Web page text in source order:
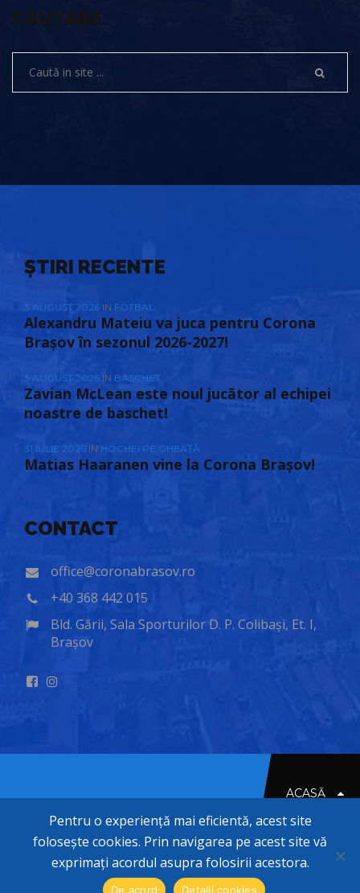
CĂUTARE
ȘTIRI RECENTE
3 AUGUST 2026 IN FOTBAL
Alexandru Mateiu va juca pentru Corona
Brașov în sezonul 2026-2027!
3 AUGUST 2026 IN BASCHET
Zavian McLean este noul jucător al echipei
noastre de baschet!
31 IULIE 2026 IN HOCHEI PE GHEAȚĂ
Matias Haaranen vine la Corona Brașov!
CONTACT
office@coronabrasov.ro
+40 368 442 015
Bld. Gării, Sala Sporturilor D. P. Colibași, Et. I,
Brașov
ACASĂ
© 2020-2026 CORONA BRASOV
Pentru o experiență mai eficientă, acest site
folosește cookies. Prin navigarea pe acest site vă
exprimați acordul asupra folosirii acestora.
De acord Detalii cookies